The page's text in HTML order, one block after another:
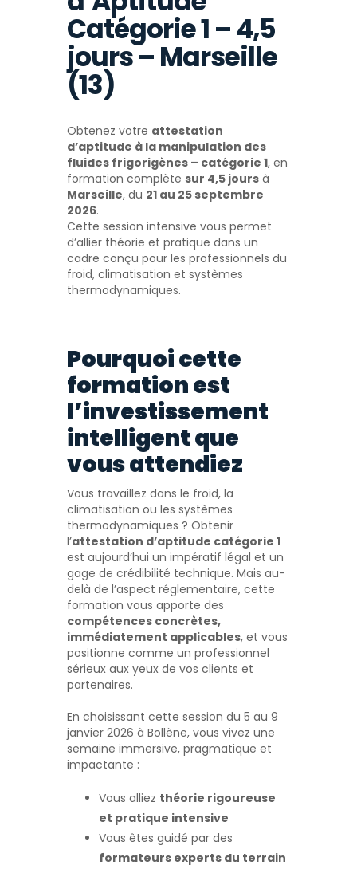
Catégorie 1 – 4,5
jours – Marseille
(13)
Obtenez votre attestation
d’aptitude à la manipulation des
fluides frigorigènes – catégorie 1, en
formation complète sur 4,5 jours à
Marseille, du 21 au 25 septembre
2026.
Cette session intensive vous permet
d’allier théorie et pratique dans un
cadre conçu pour les professionnels du
froid, climatisation et systèmes
thermodynamiques.
Pourquoi cette
formation est
l’investissement
intelligent que
vous attendiez
Vous travaillez dans le froid, la
climatisation ou les systèmes
thermodynamiques ? Obtenir
l’attestation d’aptitude catégorie 1
est aujourd’hui un impératif légal et un
gage de crédibilité technique. Mais au-
delà de l’aspect réglementaire, cette
formation vous apporte des
compétences concrètes,
immédiatement applicables, et vous
positionne comme un professionnel
sérieux aux yeux de vos clients et
partenaires.
En choisissant cette session du 5 au 9
janvier 2026 à Bollène, vous vivez une
semaine immersive, pragmatique et
impactante :
Vous alliez théorie rigoureuse
et pratique intensive
Vous êtes guidé par des
formateurs experts du terrain